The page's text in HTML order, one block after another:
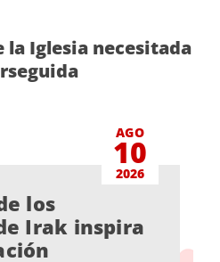
Iglesia necesitada
AGO
10
2026
los
Irak inspira